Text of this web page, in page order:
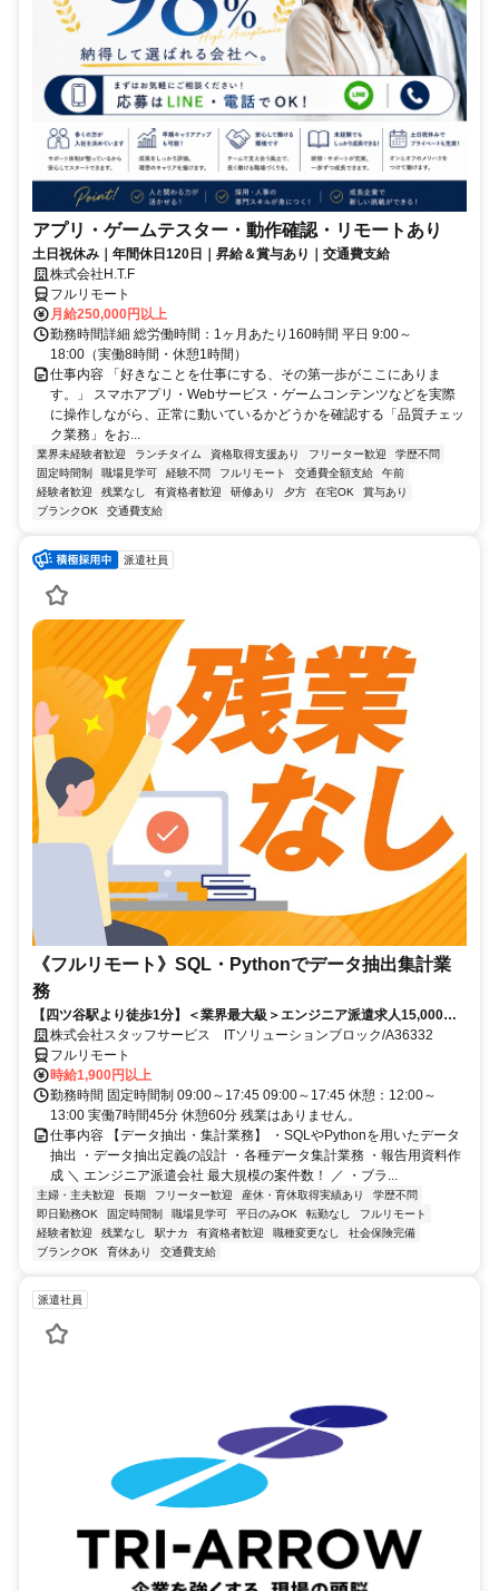
アプリ・ゲームテスター・動作確認・リモートあり
土日祝休み｜年間休日120日｜昇給＆賞与あり｜交通費支給
株式会社H.T.F
フルリモート
月給250,000円以上
勤務時間詳細 総労働時間：1ヶ月あたり160時間 平日 9:00～
18:00（実働8時間・休憩1時間）
仕事内容 「好きなことを仕事にする、その第一歩がここにありま
す。」 スマホアプリ・Webサービス・ゲームコンテンツなどを実際
に操作しながら、正常に動いているかどうかを確認する「品質チェッ
ク業務」をお...
業界未経験者歓迎 ランチタイム 資格取得支援あり フリーター歓迎
学歴不問
固定時間制
職場見学可 経験不問 フルリモート 交通費全額支給
午前
経験者歓迎
残業なし 有資格者歓迎 研修あり 夕方 在宅OK
賞与あり
ブランクOK
交通費支給
派遣社員
《フルリモート》SQL・Pythonでデータ抽出集計業
務
【四ツ谷駅より徒歩1分】＜業界最大級＞エンジニア派遣求人15,000件
以上◎ 来社不要のカンタン登録→最短2日で就業可能！！
株式会社スタッフサービス ITソリューションブロック/A36332
フルリモート
時給1,900円以上
勤務時間 固定時間制 09:00～17:45 09:00～17:45 休憩：12:00～
13:00 実働7時間45分 休憩60分 残業はありません。
仕事内容 【データ抽出・集計業務】 ・SQLやPythonを用いたデータ
抽出 ・データ抽出定義の設計 ・各種データ集計業務 ・報告用資料作
成 ＼ エンジニア派遣会社 最大規模の案件数！ ／ ・ブラ...
主婦・主夫歓迎 長期 フリーター歓迎 産休・育休取得実績あり
学歴不問
即日勤務OK
固定時間制 職場見学可 平日のみOK 転勤なし
フルリモート
経験者歓迎
残業なし 駅ナカ 有資格者歓迎 職種変更なし
社会保険完備
ブランクOK
育休あり 交通費支給
派遣社員